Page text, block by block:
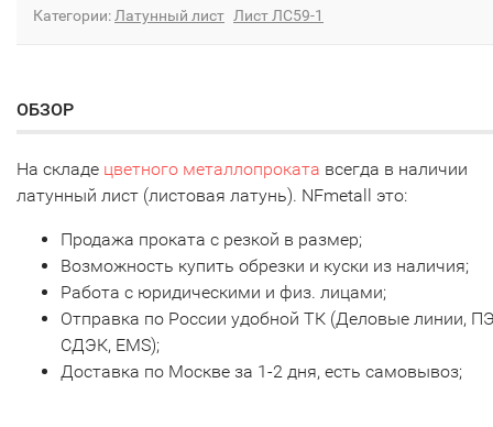
Категории: Латунный лист Лист ЛС59-1
ОБЗОР
На складе цветного металлопроката всегда в наличии
латунный лист (листовая латунь). NFmetall это:
Продажа проката с резкой в размер;
Возможность купить обрезки и куски из наличия;
Работа с юридическими и физ. лицами;
Отправка по России удобной ТК (Деловые линии,
СДЭК, EMS);
Доставка по Москве за 1-2 дня, есть самовывоз;